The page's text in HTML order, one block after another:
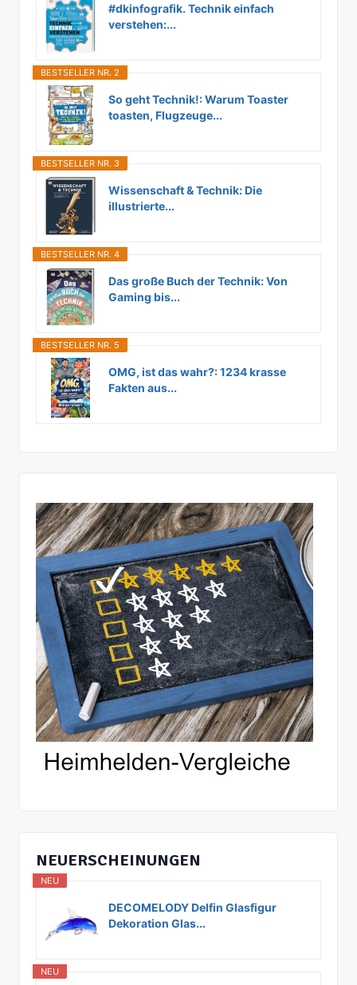
#dkinfografik. Technik einfach
verstehen:...
BESTSELLER NR. 2
So geht Technik!: Warum Toaster
toasten, Flugzeuge...
BESTSELLER NR. 3
Wissenschaft & Technik: Die
illustrierte...
BESTSELLER NR. 4
Das große Buch der Technik: Von
Gaming bis...
BESTSELLER NR. 5
OMG, ist das wahr?: 1234 krasse
Fakten aus...
NEUERSCHEINUNGEN
NEU
DECOMELODY Delfin Glasfigur
Dekoration Glas...
NEU